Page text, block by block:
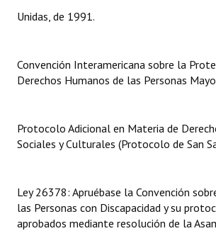
DOCUMENTOS
Proyectos Presentados
Actas de Sesión
Ejecución Presupuestaria
Actas de Audiencias Públicas
Unidas, de 1991.
Convención Interamericana sobre la
Derechos Humanos de las Personas
Protocolo Adicional en Materia de
Sociales y Culturales (Protocolo de San
Ley 26378: Apruébase la Convención
las Personas con Discapacidad y su
aprobados mediante resolución de la